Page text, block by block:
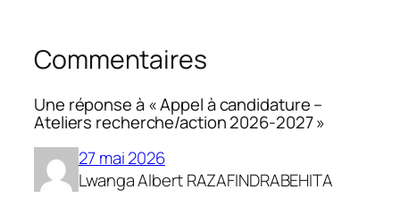
Commentaires
Une réponse à « Appel à candidature –
Ateliers recherche/action 2026-2027 »
27 mai 2026
Lwanga Albert RAZAFINDRABEHITA